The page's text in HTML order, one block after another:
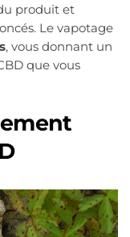
produit et
Le vapotage
, vous donnant un
que vous